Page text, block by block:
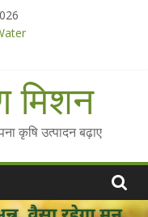
Krishi Promotions
26
मिशन
कृषि उत्पादन बढ़ाए